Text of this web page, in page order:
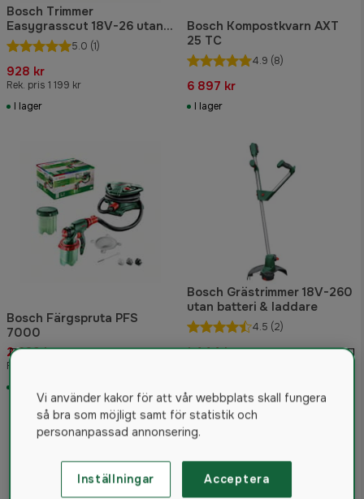
Bosch Trimmer
Easygrasscut 18V-26 utan
batteri & laddare
5.0 (1)
928 kr
Rek. pris 1 199 kr
I lager
Bosch Kompostkvarn AXT
25 TC
4.9 (8)
6 897 kr
I lager
Bosch Färgspruta PFS
7000
2 839 kr
Rek. pris 3 399 kr
Bosch Grästrimmer 18V-260
utan batteri & laddare
4.5 (2)
1 444 kr
Vi använder kakor för att vår webbplats skall fungera
så bra som möjligt samt för statistik och
personanpassad annonsering.
Inställningar Acceptera